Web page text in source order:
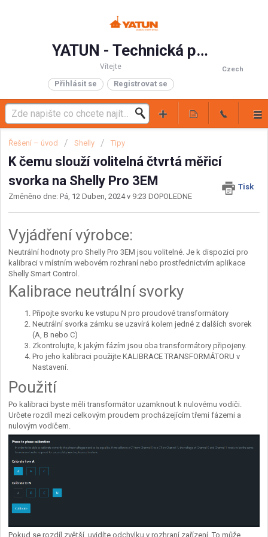
YATUN - Technická podpora
Czech
Vítejte
Přihlásit se Registrovat se
Řešení – úvod Shelly Tipy
K čemu slouží volitelná čtvrtá měřicí
svorka na Shelly Pro 3EM
Tisk
Změněno dne: Pá, 12 Duben, 2024 v 9:23 DOPOLEDNE
Vyjádření výrobce:
Neutrální hodnoty pro Shelly Pro 3EM jsou volitelné. Je k dispozici pro
kalibraci v místním webovém rozhraní nebo prostřednictvím aplikace
Shelly Smart Control.
Kalibrace neutrální svorky
Připojte svorku ke vstupu N pro proudové transformátory
Neutrální svorka zámku se uzavírá kolem jedné z dalších svorek
(A, B nebo C)
Zkontrolujte, k jakým fázím jsou oba transformátory připojeny.
Pro jeho kalibraci použijte KALIBRACE TRANSFORMÁTORU v
Nastavení.
Použití
Po kalibraci byste měli transformátor uzamknout k nulovému vodiči.
Určete rozdíl mezi celkovým proudem procházejícím třemi fázemi a
nulovým vodičem.
Pokud se rozdíl zvětší, uvidíte odchylku v rozhraní zařízení. To může